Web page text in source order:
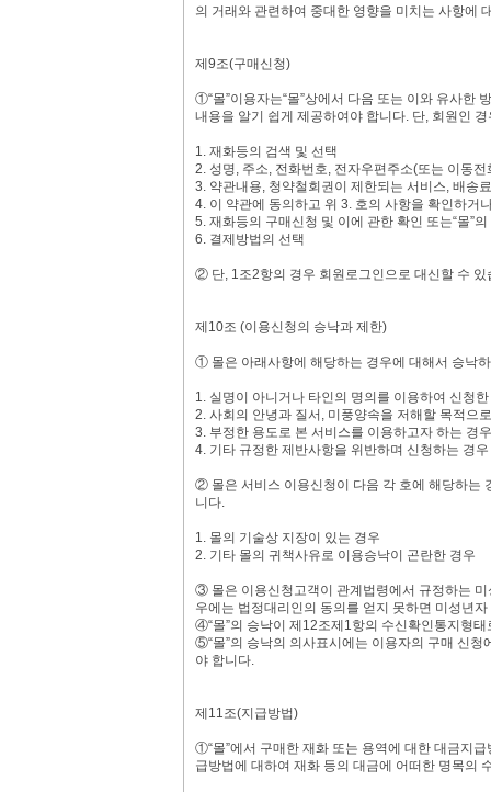
의 거래와 관련하여 중대한 영향을 미치는 사항에
제9조(구매신청)
①“몰”이용자는“몰”상에서 다음 또는 이와 유사한
내용을 알기 쉽게 제공하여야 합니다. 단, 회원인
1. 재화등의 검색 및 선택
2. 성명, 주소, 전화번호, 전자우편주소(또는 이동
3. 약관내용, 청약철회권이 제한되는 서비스, 배송
4. 이 약관에 동의하고 위 3. 호의 사항을 확인하거
5. 재화등의 구매신청 및 이에 관한 확인 또는“몰”
6. 결제방법의 선택
② 단, 1조2항의 경우 회원로그인으로 대신할 수 있
제10조 (이용신청의 승낙과 제한)
① 몰은 아래사항에 해당하는 경우에 대해서 승낙
1. 실명이 아니거나 타인의 명의를 이용하여 신청
2. 사회의 안녕과 질서, 미풍양속을 저해할 목적으
3. 부정한 용도로 본 서비스를 이용하고자 하는 경우
4. 기타 규정한 제반사항을 위반하며 신청하는 경우
② 몰은 서비스 이용신청이 다음 각 호에 해당하는
니다.
1. 몰의 기술상 지장이 있는 경우
2. 기타 몰의 귀책사유로 이용승낙이 곤란한 경우
③ 몰은 이용신청고객이 관계법령에서 규정하는
우에는 법정대리인의 동의를 얻지 못하면 미성년
④“몰”의 승낙이 제12조제1항의 수신확인통지형
⑤“몰”의 승낙의 의사표시에는 이용자의 구매 신
야 합니다.
제11조(지급방법)
①“몰”에서 구매한 재화 또는 용역에 대한 대금지
급방법에 대하여 재화 등의 대금에 어떠한 명목의